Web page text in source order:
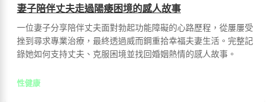
妻子陪伴丈夫走過陽痿困境的感人故事
一位妻子分享陪伴丈夫面對勃起功能障礙的心路歷程，從屢屢受
挫到尋求專業治療，最終透過威而鋼重拾幸福夫妻生活。完整記
錄她如何支持丈夫、克服困境並找回婚姻熱情的感人故事。
性健康